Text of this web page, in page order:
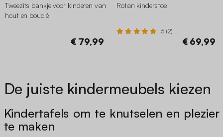
Tweezits bankje voor kinderen van
hout en bouclé
€ 79,99
Rotan kinderstoel
5 (2)
€ 69,99
De juiste kindermeubels kiezen
Kindertafels om te knutselen en plezier
te maken